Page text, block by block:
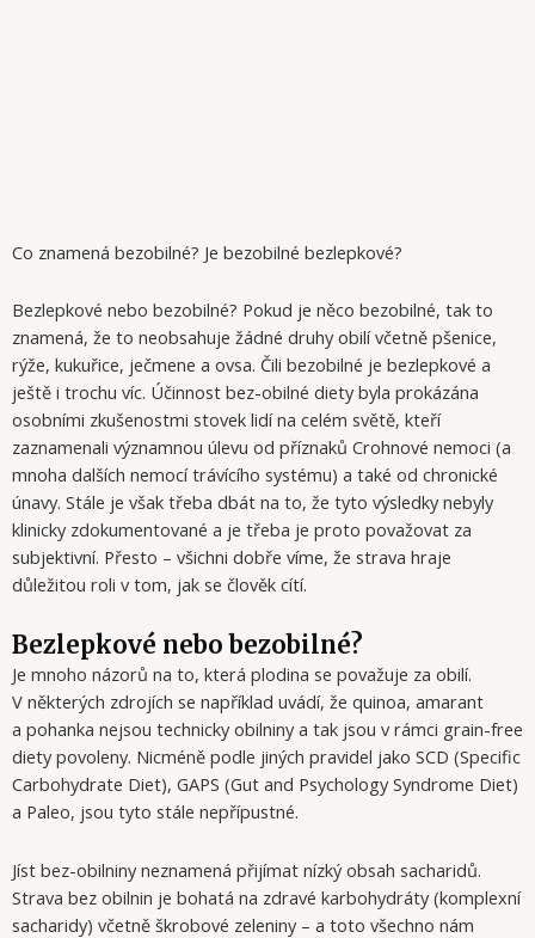
Co znamená bezobilné? Je bezobilné bezlepkové?
Bezlepkové nebo bezobilné? Pokud je něco bezobilné, tak to
znamená, že to neobsahuje žádné druhy obilí včetně pšenice,
rýže, kukuřice, ječmene a ovsa. Čili bezobilné je bezlepkové a
ještě i trochu víc. Účinnost bez-obilné diety byla prokázána
osobními zkušenostmi stovek lidí na celém světě, kteří
zaznamenali významnou úlevu od příznaků Crohnové nemoci (a
mnoha dalších nemocí trávícího systému) a také od chronické
únavy. Stále je však třeba dbát na to, že tyto výsledky nebyly
klinicky zdokumentované a je třeba je proto považovat za
subjektivní. Přesto – všichni dobře víme, že strava hraje
důležitou roli v tom, jak se člověk cítí.
Bezlepkové nebo bezobilné?
Je mnoho názorů na to, která plodina se považuje za obilí.
V některých zdrojích se například uvádí, že quinoa, amarant
a pohanka nejsou technicky obilniny a tak jsou v rámci grain-free
diety povoleny. Nicméně podle jiných pravidel jako SCD (Specific
Carbohydrate Diet), GAPS (Gut and Psychology Syndrome Diet)
a Paleo, jsou tyto stále nepřípustné.
Jíst bez-obilniny neznamená přijímat nízký obsah sacharidů.
Strava bez obilnin je bohatá na zdravé karbohydráty (komplexní
sacharidy) včetně škrobové zeleniny – a toto všechno nám